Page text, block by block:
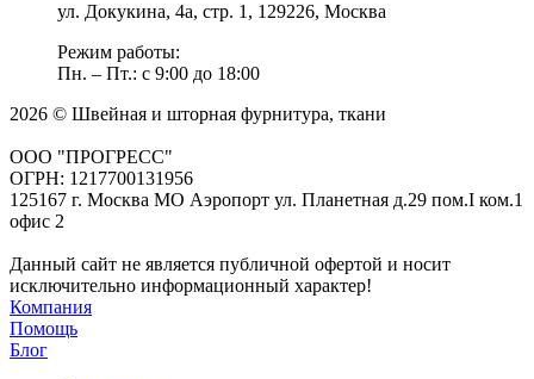
ул. Докукина, 4а, стр. 1, 129226, Москва
Режим работы:
Пн. – Пт.: с 9:00 до 18:00
2026 © Швейная и шторная фурнитура, ткани
ООО "ПРОГРЕСС"
ОГРН: 1217700131956
125167 г. Москва МО Аэропорт ул. Планетная д.29 пом.I ком.1
офис 2
Данный сайт не является публичной офертой и носит
исключительно информационный характер!
Компания
Помощь
Блог